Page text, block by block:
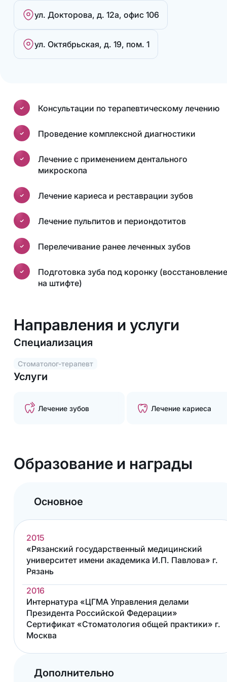
ул. Докторова, д. 12а, офис 106
ул. Октябрьская, д. 19, пом. 1
Консультации по терапевтическому лечению
Проведение комплексной диагностики
Лечение с применением дентального
микроскопа
Лечение кариеса и реставрации зубов
Лечение пульпитов и периондотитов
Перелечивание ранее леченных зубов
Подготовка зуба под коронку (восстановление
на штифте)
Направления и услуги
Специализация
Стоматолог-терапевт
Услуги
Лечение зубов Лечение кариеса
Образование и награды
Основное
2015
«Рязанский государственный медицинский
университет имени академика И.П. Павлова» г.
Рязань
2016
Интернатура «ЦГМА Управления делами
Президента Российской Федерации»
Сертификат «Стоматология общей практики» г.
Москва
Дополнительно